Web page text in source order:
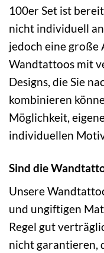
100er Set ist
nicht individuell
jedoch eine große
Wandtattoos mit
Designs, die Sie
kombinieren
Möglichkeit,
individuellen
Sind die
Unsere
und ungiftigen
Regel gut
nicht garantieren,